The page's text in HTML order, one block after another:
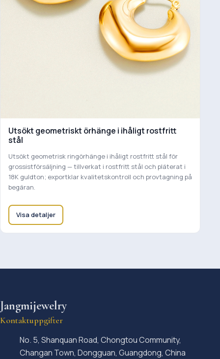
Utsökt geometriskt örhänge i ihåligt rostfritt
stål
Utsökt geometrisk ringörhänge i ihåligt rostfritt stål för
grossistförsäljning — tillverkat i rostfritt stål och pläterat i
18K guldton; exportklar kvalitetskontroll och provtagning på
begäran.
Visa detaljer
Jangmijewelry
Kontaktuppgifter
No. 5, Shanquan Road, Chongtou Community,
Changan Town, Dongguan, Guangdong, China